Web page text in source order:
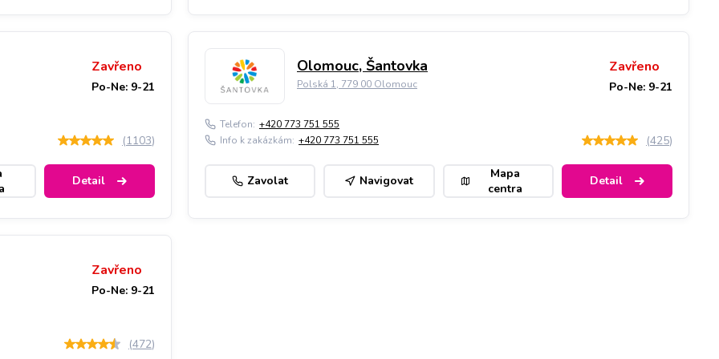
Zavřeno
Po-Ne: 9-21
(1103)
Detail
Olomouc, Šantovka
Polská 1, 779 00 Olomouc
Zavřeno
Po-Ne: 9-21
Telefon: +420 773 751 555
Info k zakázkám: +420 773 751 555 (425)
Zavolat Navigovat
Mapa
centra
Detail
Zavřeno
Po-Ne: 9-21
(472)